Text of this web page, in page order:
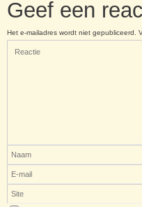
Geef een
Het e-mailadres wordt niet gepubliceerd.